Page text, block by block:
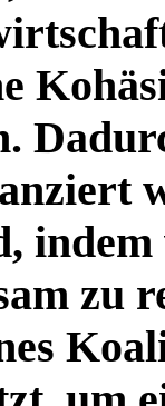
indem
zu